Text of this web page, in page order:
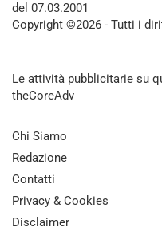
del 07.03.2001
Copyright ©2026 - Tutti i
Le attività pubblicitarie su
theCoreAdv
Chi Siamo
Redazione
Contatti
Privacy & Cookies
Disclaimer